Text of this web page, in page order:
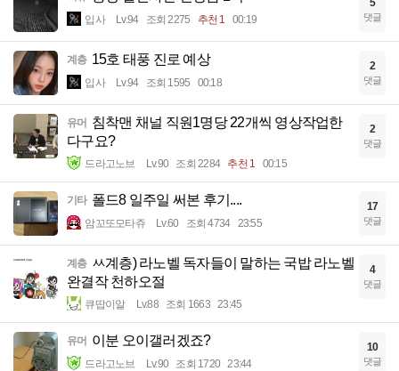
입사 Lv.94 조회 2275 추천 1 00:19 댓글
계층 15호 태풍 진로 예상
입사 Lv.94 조회 1595 00:18
2
댓글
유머 침착맨 채널 직원1명당 22개씩 영상작업한
다구요?
드라고노브 Lv.90 조회 2284 추천 1 00:15
2
댓글
기타 폴드8 일주일 써본 후기....
암꼬또모타쥬 Lv.60 조회 4734 23:55
17
댓글
계층 ㅆ계층) 라노벨 독자들이 말하는 국밥 라노벨
완결작 천하오절
큐땁이알 Lv.88 조회 1663 23:45
4
댓글
유머 이분 오이갤러겠죠?
드라고노브 Lv.90 조회 1720 23:44
10
댓글